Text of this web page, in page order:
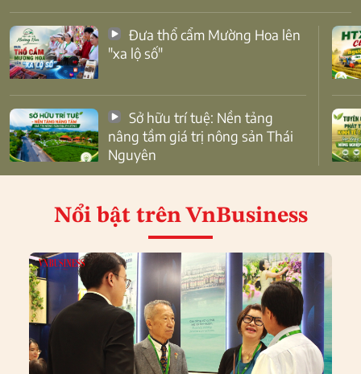
"xa lộ số"
nâng tầm giá trị nông sản Thái
Nguyên
Nổi bật trên VnBusiness